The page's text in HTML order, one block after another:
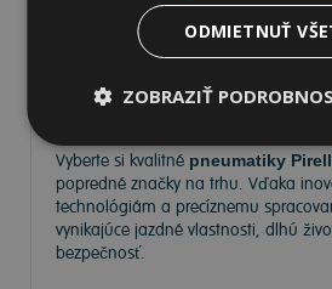
Pneumatiky Pirelli –
spoľahlivosť na každej
Vyberte si kvalitné pneumatiky
popredné značky na trhu. Vďaka
technológiám a precíznemu
vynikajúce jazdné vlastnosti, dlhú
bezpečnosť.
ODMIETNUŤ
ZOBRAZIŤ